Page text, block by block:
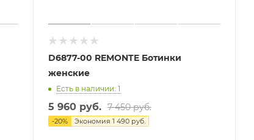
D6877-00 REMONTE Ботинки
женские
Есть в наличии: 1
5 960 руб. 7 450 руб.
-20% Экономия 1 490 руб.